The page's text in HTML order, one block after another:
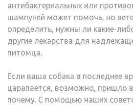
антибактериальных или
шампуней может помочь, но
определить, нужны ли какие-
другие лекарства для
питомца.
Если ваша собака в последнее
царапается, возможно, пришло
почему. С помощью наших